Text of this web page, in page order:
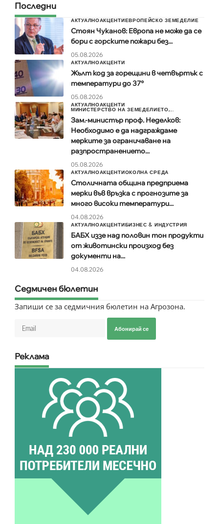
Последни
АКТУАЛНОАКЦЕНТИЕВРОПЕЙСКО ЗЕМЕДЕЛИЕ
Стоян Чуканов: Европа не може да се
бори с горските пожари без...
05.08.2026
АКТУАЛНОАКЦЕНТИ
Жълт код за горещини в четвъртък с
температури до 37°
05.08.2026
АКТУАЛНОАКЦЕНТИ
МИНИСТЕРСТВО НА ЗЕМЕДЕЛИЕТО,...
Зам.-министър проф. Неделков:
Необходимо е да надграждаме
мерките за ограничаване на
разпространението...
05.08.2026
АКТУАЛНОАКЦЕНТИОКОЛНА СРЕДА
Столичната община предприема
мерки във връзка с прогнозите за
много високи температури...
04.08.2026
АКТУАЛНОАКЦЕНТИБИЗНЕС & ИНДУСТРИЯ
БАБХ иззе над половин тон продукти
от животински произход без
документи на...
04.08.2026
Седмичен бюлетин
Запиши се за седмичния бюлетин на Агрозона.
Абонирай се
Реклама